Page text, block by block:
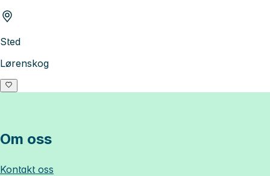
Sted
Lørenskog
Om oss
Kontakt oss